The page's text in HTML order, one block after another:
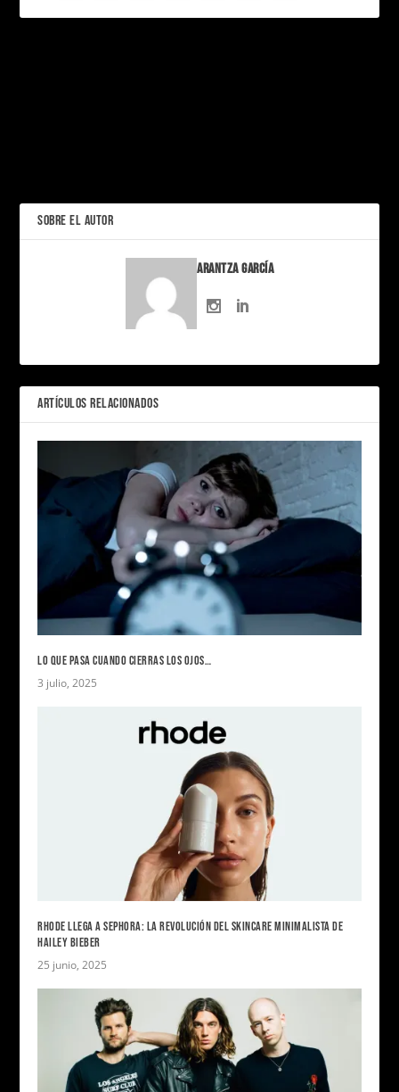
SOBRE EL AUTOR
Arantza García
ARTÍCULOS RELACIONADOS
LO QUE PASA CUANDO CIERRAS LOS OJOS…
3 julio, 2025
RHODE LLEGA A SEPHORA: LA REVOLUCIÓN DEL SKINCARE MINIMALISTA DE
HAILEY BIEBER
25 junio, 2025